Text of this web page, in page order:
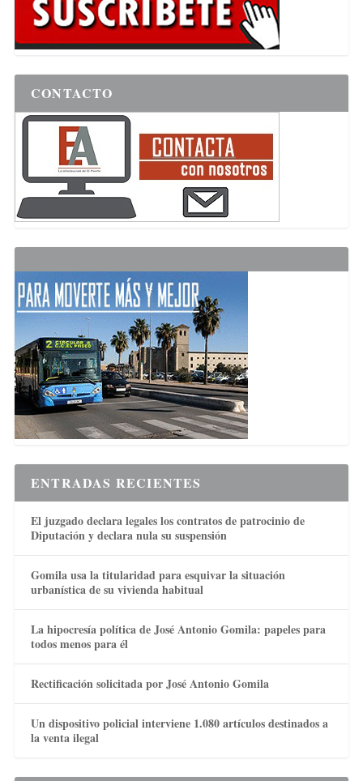
CONTACTO
ENTRADAS RECIENTES
El juzgado declara legales los contratos de patrocinio de
Diputación y declara nula su suspensión
Gomila usa la titularidad para esquivar la situación
urbanística de su vivienda habitual
La hipocresía política de José Antonio Gomila: papeles para
todos menos para él
Rectificación solicitada por José Antonio Gomila
Un dispositivo policial interviene 1.080 artículos destinados a
la venta ilegal